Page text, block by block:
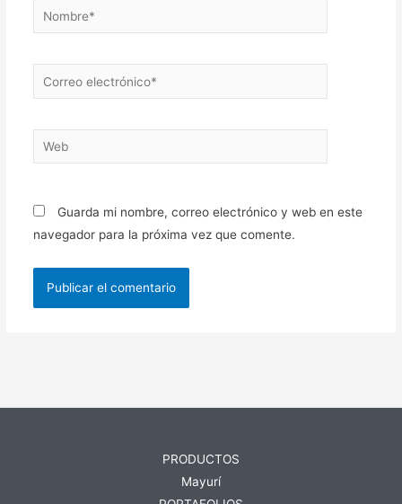
Nombre*
Correo
electrónico*
Web
Guarda mi nombre, correo electrónico y web en este
navegador para la próxima vez que comente.
PRODUCTOS
Mayurí